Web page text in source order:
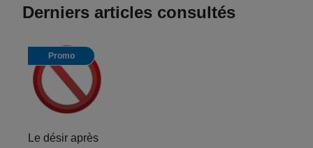
Derniers articles consultés
Promo
Le désir après